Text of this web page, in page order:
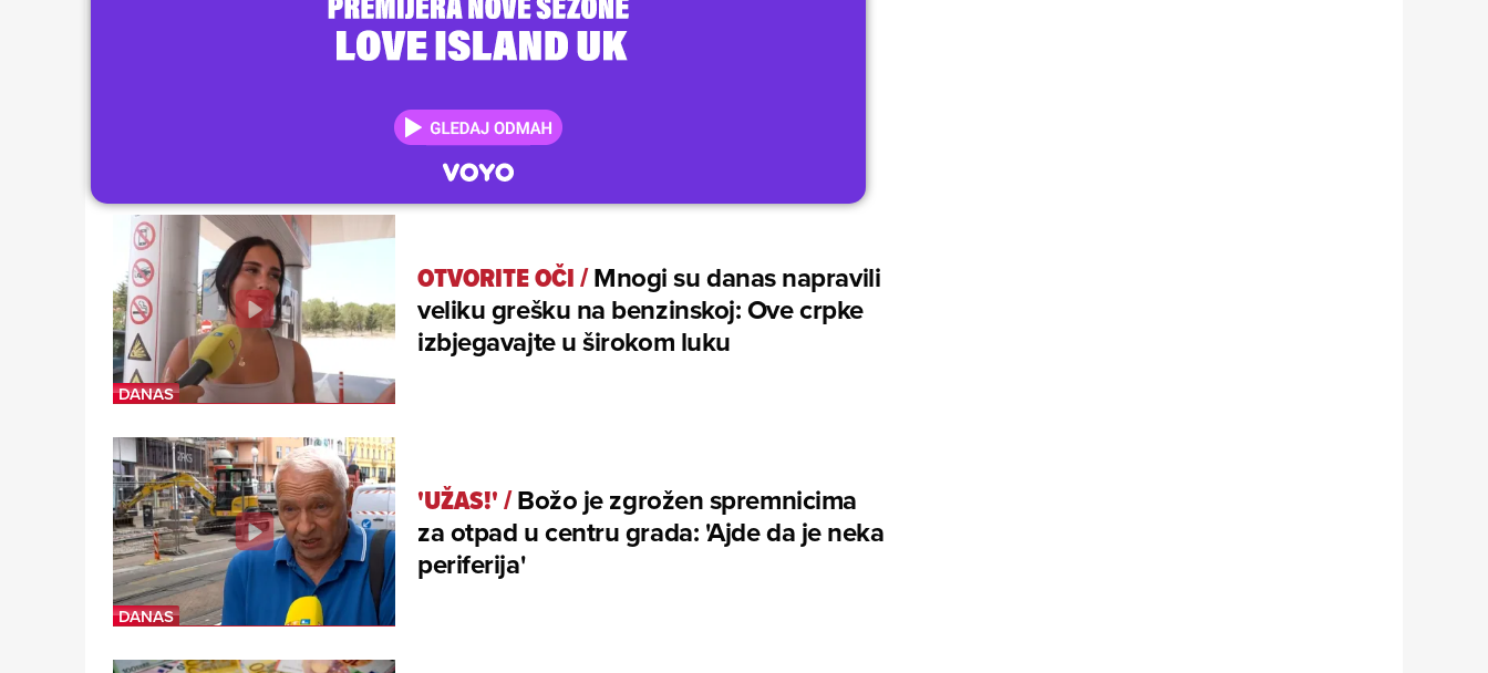
OTVORITE OČI/Mnogi su danas napravili
veliku grešku na benzinskoj: Ove crpke
izbjegavajte u širokom luku
'UŽAS!'/Božo je zgrožen spremnicima
za otpad u centru grada: 'Ajde da je neka
periferija'